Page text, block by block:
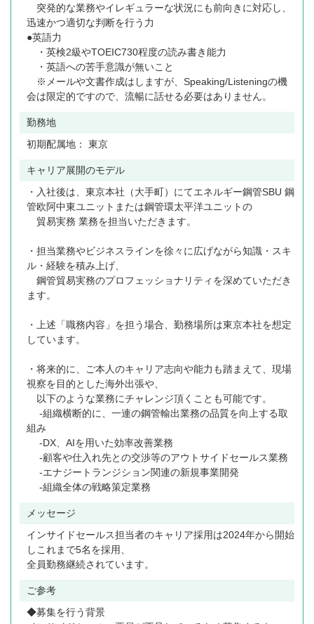
突発的な業務やイレギュラーな状況にも前向きに対応し、
迅速かつ適切な判断を行う力
●英語力
・英検2級やTOEIC730程度の読み書き能力
・英語への苦手意識が無いこと
※メールや文書作成はしますが、Speaking/Listeningの機
会は限定的ですので、流暢に話せる必要はありません。
勤務地
初期配属地： 東京
キャリア展開のモデル
・入社後は、東京本社（大手町）にてエネルギー鋼管SBU 鋼
管欧阿中東ユニットまたは鋼管環太平洋ユニットの
貿易実務 業務を担当いただきます。
・担当業務やビジネスラインを徐々に広げながら知識・スキ
ル・経験を積み上げ、
鋼管貿易実務のプロフェッショナリティを深めていただき
ます。
・上述「職務内容」を担う場合、勤務場所は東京本社を想定
しています。
・将来的に、ご本人のキャリア志向や能力も踏まえて、現場
視察を目的とした海外出張や、
以下のような業務にチャレンジ頂くことも可能です。
-組織横断的に、一連の鋼管輸出業務の品質を向上する取
組み
-DX、AIを用いた効率改善業務
-顧客や仕入れ先との交渉等のアウトサイドセールス業務
-エナジートランジション関連の新規事業開発
-組織全体の戦略策定業務
メッセージ
インサイドセールス担当者のキャリア採用は2024年から開始
しこれまで5名を採用、
全員勤務継続されています。
ご参考
◆募集を行う背景